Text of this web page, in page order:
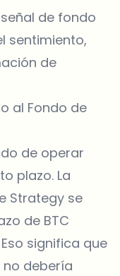
de fondo
sentimiento,
de
al Fondo de
de operar
plazo. La
Strategy se
de BTC
significa que
no debería